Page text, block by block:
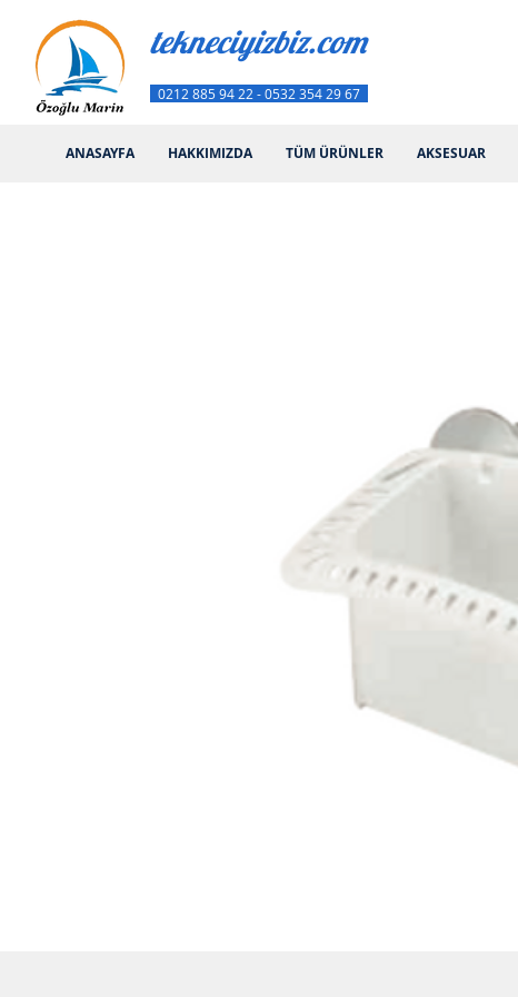
0212 885 94 22 - 0532 354 29 67
tekneciyizbiz.com
ANASAYFA HAKKIMIZDA TÜM ÜRÜNLER AKSESUAR